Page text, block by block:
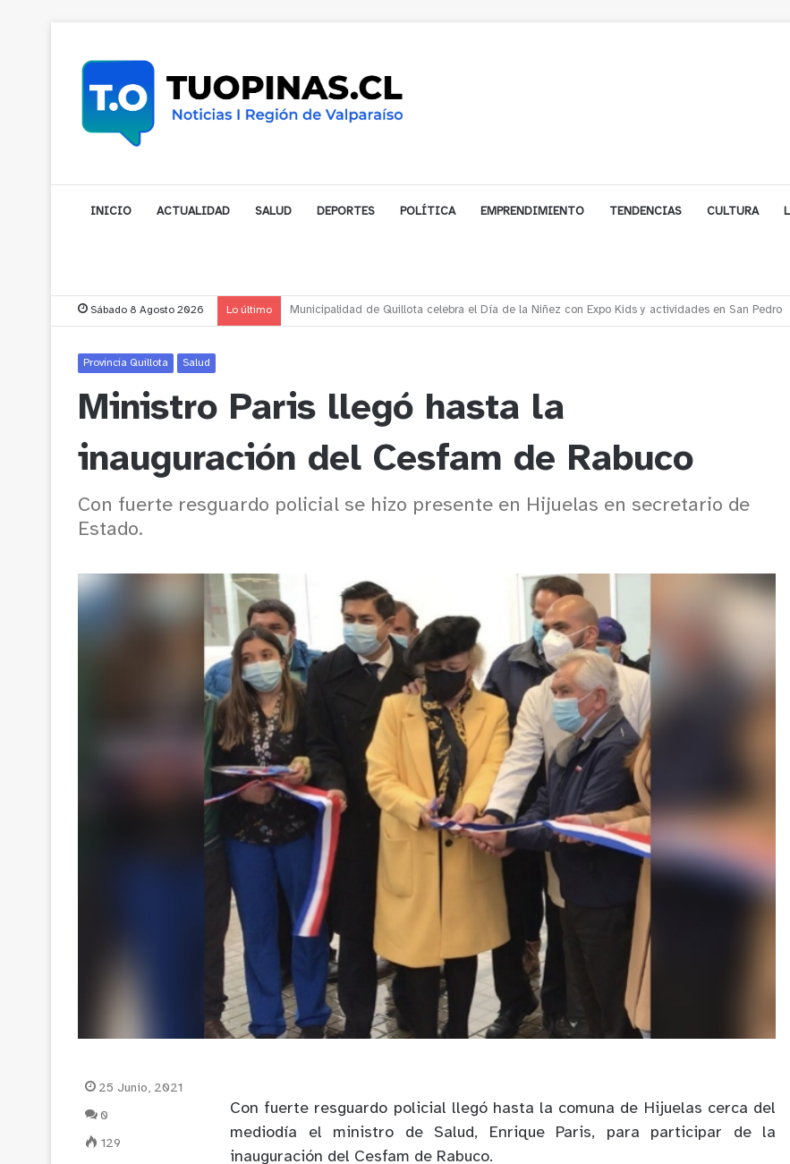
INICIO ACTUALIDAD SALUD DEPORTES POLÍTICA EMPRENDIMIENTO TENDENCIAS CULTURA
Sábado 8 Agosto 2026 Lo último Municipalidad de Nogales impulsa inversión de más de $125 millones para mejorar el sector El
Provincia Quillota Salud
Ministro Paris llegó hasta la
inauguración del Cesfam de Rabuco
Con fuerte resguardo policial se hizo presente en Hijuelas en secretario de
Estado.
Con fuerte resguardo policial llegó hasta la comuna de Hijuelas cerca del
mediodía el ministro de Salud, Enrique Paris, para participar de la
inauguración del Cesfam de Rabuco.
25 Junio, 2021
0
129